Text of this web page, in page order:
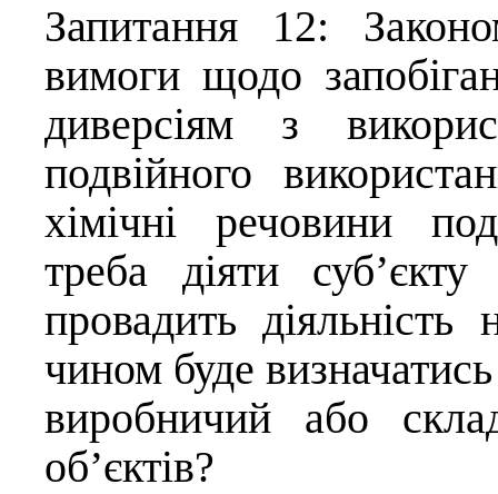
Запитання 12:
вимоги щодо
диверсіям з
подвійного
хімічні речовини
треба діяти
провадить
чином буде
виробничий або
об’єктів?